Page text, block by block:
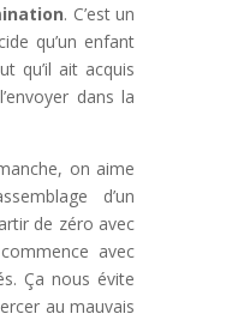
. C’est un
qu’un enfant
qu’il ait acquis
dans la
on aime
d’un
de zéro avec
avec
Ça nous évite
au mauvais